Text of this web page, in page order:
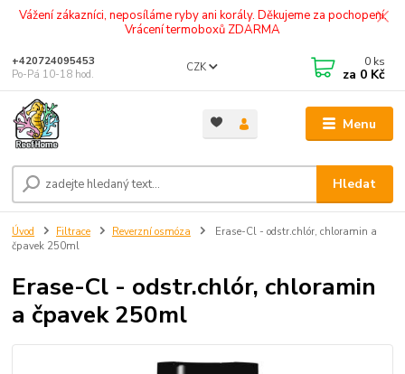
Vážení zákazníci, neposíláme ryby ani korály. Děkujeme za pochopení.
Vrácení termoboxů ZDARMA
Menu
CZK
Hledat
+420724095453
Po-Pá 10-18 hod.
0 ks
za 0 Kč
Úvod Filtrace Reverzní osmóza
Erase-Cl - odstr.chlór, chloramin a
čpavek 250ml
Erase-Cl - odstr.chlór, chloramin
a čpavek 250ml